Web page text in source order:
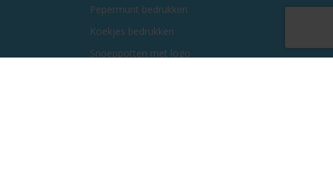
Pepermunt bedrukken
Koekjes bedrukken
Snoeppotten met logo